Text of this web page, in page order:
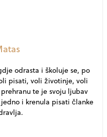
odrasta i školuje se, po
pisati, voli životinje, voli
te je svoju ljubav
i krenula pisati članke